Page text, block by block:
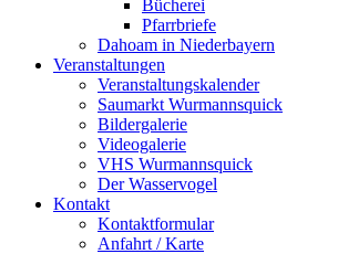
Bücherei
Pfarrbriefe
Dahoam in Niederbayern
Veranstaltungen
Veranstaltungskalender
Saumarkt Wurmannsquick
Bildergalerie
Videogalerie
VHS Wurmannsquick
Der Wasservogel
Kontakt
Kontaktformular
Anfahrt / Karte